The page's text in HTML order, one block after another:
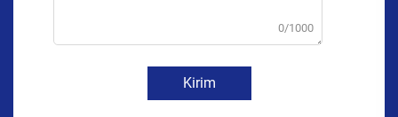
0/1000
Kirim